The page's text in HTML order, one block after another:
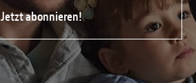
Jetzt abonnieren!